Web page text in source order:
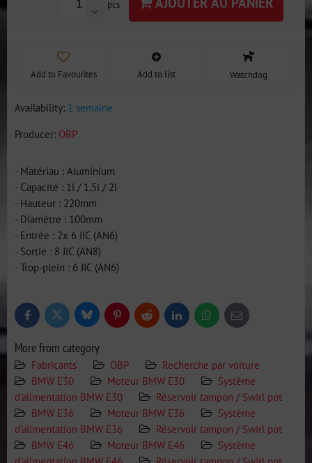
pcs
Add to Favourites Add to list Watchdog
Availability: 1 semaine
Producer: OBP
- Matériau : Aluminium
- Capacité : 1l / 1,5l / 2l
- Hauteur : 220mm
- Diamètre : 100mm
- Entrée : 2x 6 JIC (AN6)
- Sortie : 8 JIC (AN8)
- Trop-plein : 6 JIC (AN6)
FacebookTwitter BlueskyPinterestReddit LinkedInWhatsApp
E-
mail
More from category
Fabricants OBP
Recherche par voiture
BMW E30
Moteur BMW E30
Système
d'alimentation BMW E30
Réservoir tampon / Swirl pot
BMW E36
Moteur BMW E36
Système
d'alimentation BMW E36
Réservoir tampon / Swirl pot
BMW E46
Moteur BMW E46
Système